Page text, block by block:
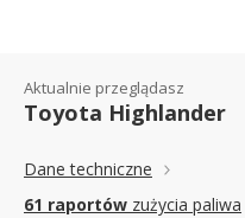
Aktualnie przeglądasz
Toyota Highlander
Dane techniczne
61 raportów zużycia paliwa